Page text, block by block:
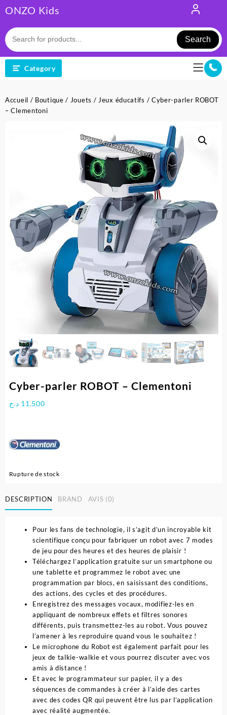
to
content
ONZO Kids
Search
Category
Accueil / Boutique / Jouets / Jeux éducatifs / Cyber-parler ROBOT
– Clementoni
Cyber-parler ROBOT – Clementoni
11.500 د.ج
Rupture de stock
DESCRIPTION BRAND AVIS (0)
Pour les fans de technologie, il s’agit d’un incroyable kit
scientifique conçu pour fabriquer un robot avec 7 modes
de jeu pour des heures et des heures de plaisir !
Téléchargez l’application gratuite sur un smartphone ou
une tablette et programmez le robot avec une
programmation par blocs, en saisissant des conditions,
des actions, des cycles et des procédures.
Enregistrez des messages vocaux, modifiez-les en
appliquant de nombreux effets et filtres sonores
différents, puis transmettez-les au robot. Vous pouvez
l’amener à les reproduire quand vous le souhaitez !
Le microphone du Robot est également parfait pour les
jeux de talkie-walkie et vous pourrez discuter avec vos
amis à distance !
Et avec le programmateur sur papier, il y a des
séquences de commandes à créer à l’aide des cartes
avec des codes QR qui peuvent être lus par l’application
avec réalité augmentée.